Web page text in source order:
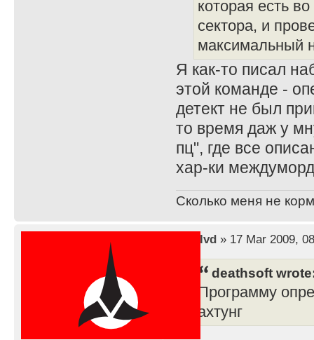
которая есть
сектора, и
максимальный
Я как-то писал
этой команде -
детект не был
то время даж у
пц", где все
хар-ки
Сколько меня не
lvd» 17 Mar 2009,
deathsoft
Программу
ахтунг